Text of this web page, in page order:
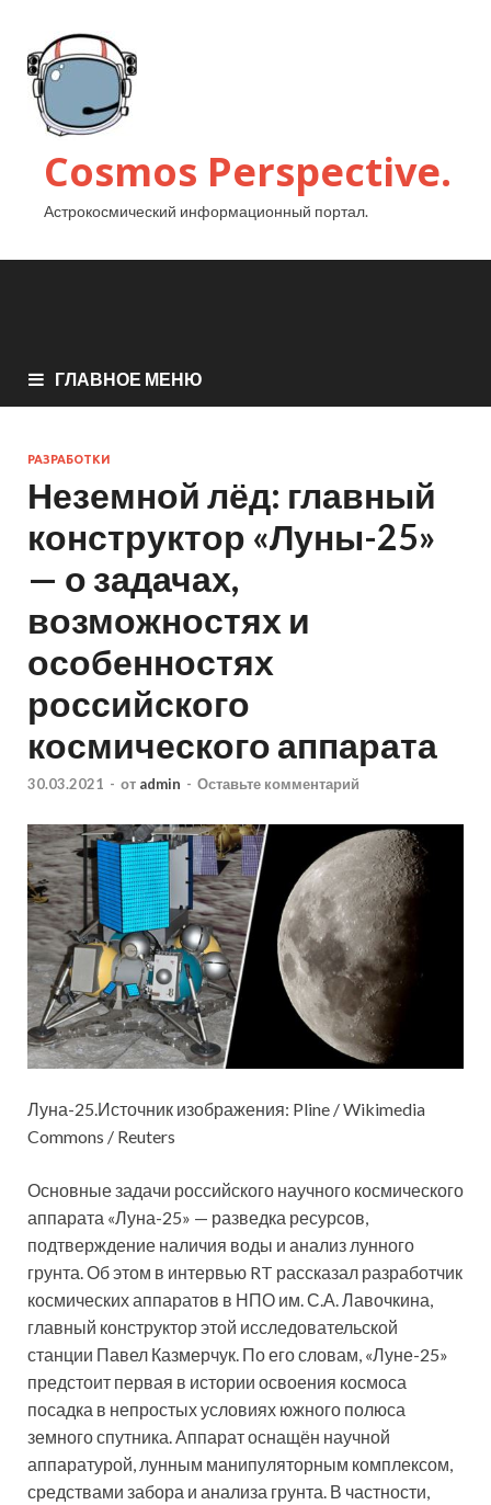
Cosmos Perspective.
Астрокосмический информационный портал.
ГЛАВНОЕ МЕНЮ
РАЗРАБОТКИ
Неземной лёд: главный
конструктор «Луны-25»
— о задачах,
возможностях и
особенностях
российского
космического аппарата
30.03.2021 - от admin - Оставьте комментарий
Луна-25.Источник изображения: Pline / Wikimedia
Commons / Reuters
Основные задачи российского научного космического
аппарата «Луна-25» — разведка ресурсов,
подтверждение наличия воды и анализ лунного
грунта. Об этом в интервью RT рассказал разработчик
космических аппаратов в НПО им.С.А. Лавочкина,
главный конструктор этой исследовательской
станции Павел Казмерчук. По его словам, «Луне-25»
предстоит первая в истории освоения космоса
посадка в непростых условиях южного полюса
земного спутника. Аппарат оснащён научной
аппаратурой, лунным манипуляторным комплексом,
средствами забора и анализа грунта. В частности,